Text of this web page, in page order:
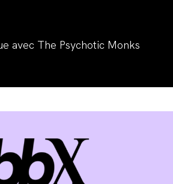
avec The Psychotic Monks